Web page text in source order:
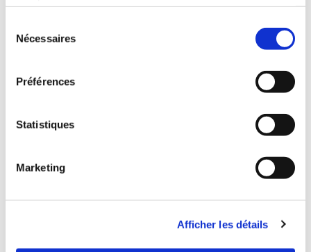
Nécessaires
Préférences
Statistiques
Marketing
Afficher les détails
commentaires.
impartis pour la restitution
Avec un peu d’attention et d’implication, vous
Partagez cet article